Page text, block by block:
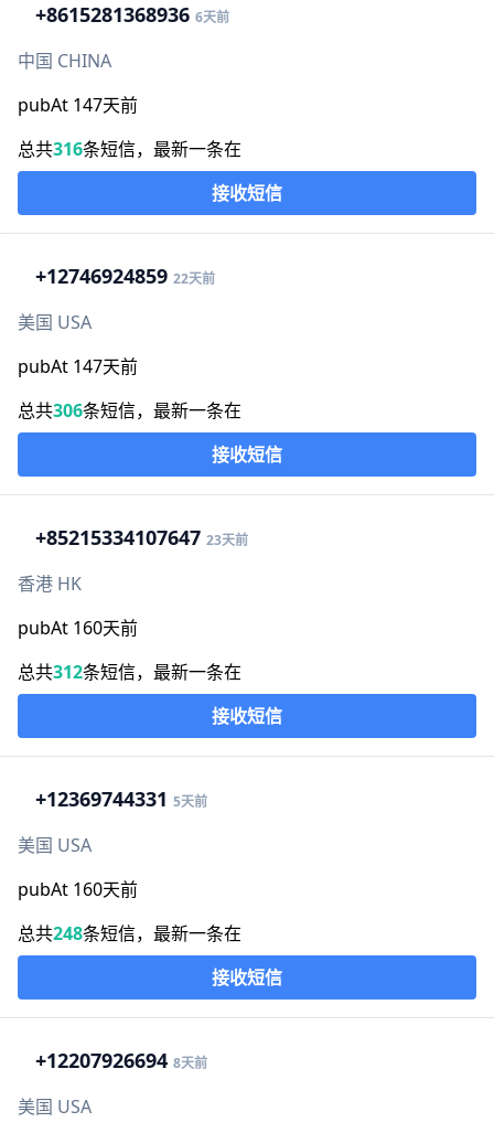
+8615281368936 6天前
中国 CHINA
pubAt 147天前
总共316条短信，最新一条在
接收短信
+12746924859 22天前
美国 USA
pubAt 147天前
总共306条短信，最新一条在
接收短信
+85215334107647 23天前
香港 HK
pubAt 160天前
总共312条短信，最新一条在
接收短信
+12369744331 5天前
美国 USA
pubAt 160天前
总共248条短信，最新一条在
接收短信
+12207926694 8天前
美国 USA